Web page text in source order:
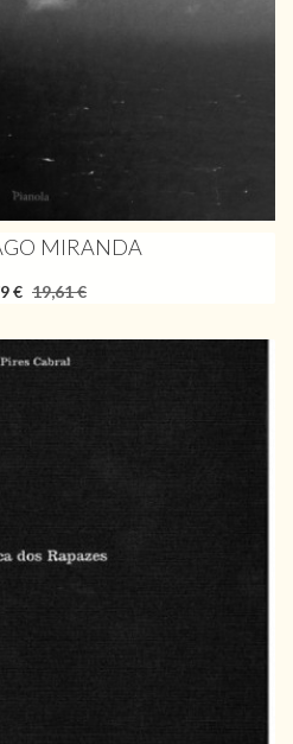
MIRANDA
€ 19,61 €